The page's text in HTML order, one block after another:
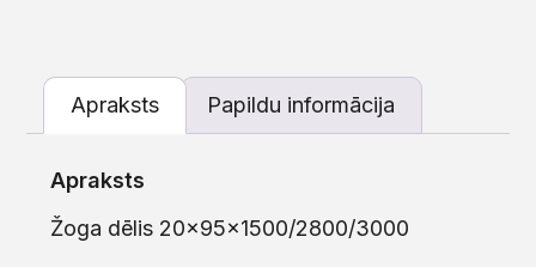
Apraksts Papildu informācija
Apraksts
Žoga dēlis 20x95x1500/2800/3000